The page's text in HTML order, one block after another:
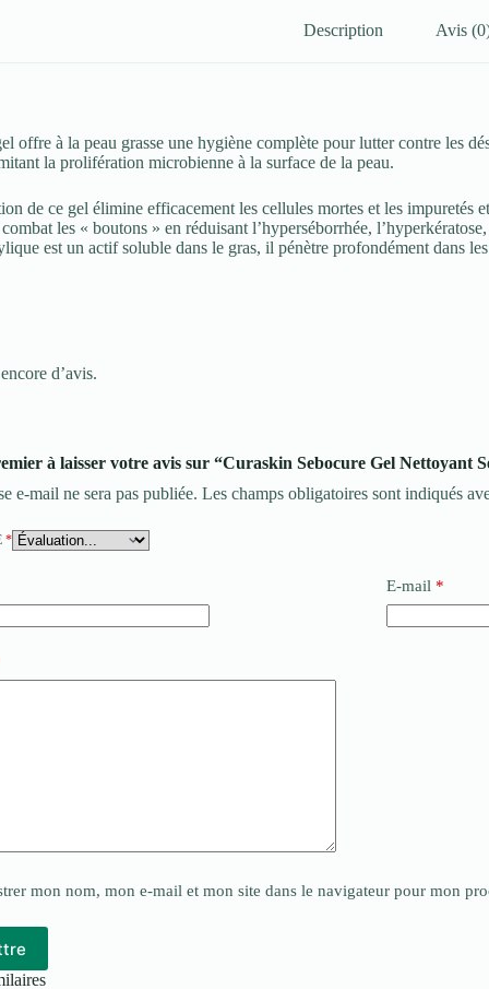
Description Avis
offre à la peau grasse une hygiène complète pour lutter contre les
la prolifération microbienne à la surface de la peau.
de ce gel élimine efficacement les cellules mortes et les impuretés
les « boutons » en réduisant l’hyperséborrhée,
est un actif soluble dans le gras, il pénètre profondément dans
d’avis.
à laisser votre avis sur “Curaskin Sebocure Gel Nettoyant
e-mail ne sera pas publiée. Les champs obligatoires sont indiqués
*
E-mail *
mon nom, mon e-mail et mon site dans le navigateur pour mon